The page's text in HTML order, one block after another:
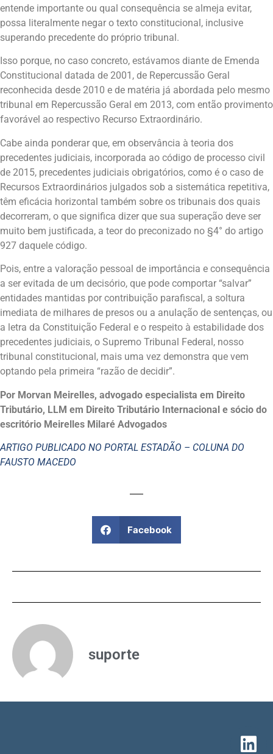
entende importante ou qual consequência se almeja evitar,
possa literalmente negar o texto constitucional, inclusive
superando precedente do próprio tribunal.
Isso porque, no caso concreto, estávamos diante de Emenda
Constitucional datada de 2001, de Repercussão Geral
reconhecida desde 2010 e de matéria já abordada pelo mesmo
tribunal em Repercussão Geral em 2013, com então provimento
favorável ao respectivo Recurso Extraordinário.
Cabe ainda ponderar que, em observância à teoria dos
precedentes judiciais, incorporada ao código de processo civil
de 2015, precedentes judiciais obrigatórios, como é o caso de
Recursos Extraordinários julgados sob a sistemática repetitiva,
têm eficácia horizontal também sobre os tribunais dos quais
decorreram, o que significa dizer que sua superação deve ser
muito bem justificada, a teor do preconizado no §4° do artigo
927 daquele código.
Pois, entre a valoração pessoal de importância e consequência
a ser evitada de um decisório, que pode comportar “salvar”
entidades mantidas por contribuição parafiscal, a soltura
imediata de milhares de presos ou a anulação de sentenças, ou
a letra da Constituição Federal e o respeito à estabilidade dos
precedentes judiciais, o Supremo Tribunal Federal, nosso
tribunal constitucional, mais uma vez demonstra que vem
optando pela primeira “razão de decidir”.
Por Morvan Meirelles, advogado especialista em Direito
Tributário, LLM em Direito Tributário Internacional e sócio do
escritório Meirelles Milaré Advogados
ARTIGO PUBLICADO NO PORTAL ESTADÃO – COLUNA DO
FAUSTO MACEDO
Facebook
suporte